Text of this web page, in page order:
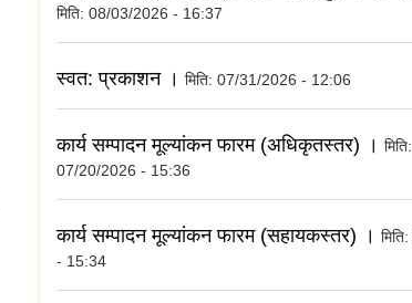
मिति: 08/03/2026 - 16:37
स्वत: प्रकाशन । मिति: 07/31/2026 - 12:06
कार्य सम्पादन मूल्यांकन फारम (अधिकृतस्तर) । मिति:
07/20/2026 - 15:36
कार्य सम्पादन मूल्यांकन फारम (सहायकस्तर) । मिति:
- 15:34